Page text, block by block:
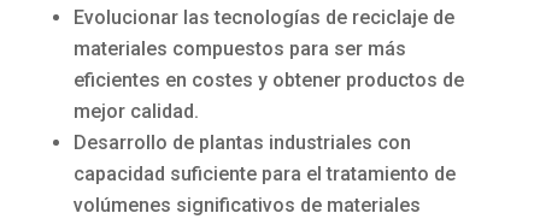
Evolucionar las tecnologías de reciclaje de
materiales compuestos para ser más
eficientes en costes y obtener productos de
mejor calidad.
Desarrollo de plantas industriales con
capacidad suficiente para el tratamiento de
volúmenes significativos de materiales